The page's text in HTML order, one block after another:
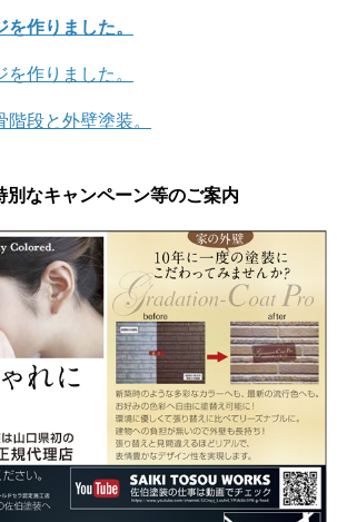
作りました。
作りました。
段と外壁塗装。
イルクリヤー塗装。
別なキャンペーン等のご案内